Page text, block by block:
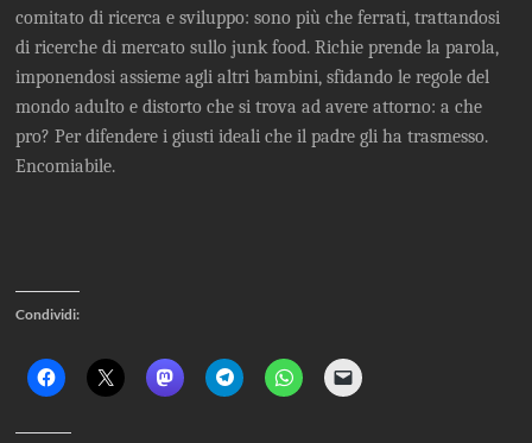
comitato di ricerca e sviluppo: sono più che ferrati, trattandosi
di ricerche di mercato sullo junk food. Richie prende la parola,
imponendosi assieme agli altri bambini, sfidando le regole del
mondo adulto e distorto che si trova ad avere attorno: a che
pro? Per difendere i giusti ideali che il padre gli ha trasmesso.
Encomiabile.
Condividi:
F
a
l
F
a
F
a
F
a
F
a
F
a